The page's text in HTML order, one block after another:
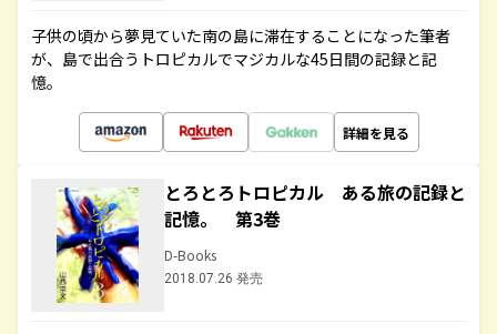
子供の頃から夢見ていた南の島に滞在することになった筆者
が、島で出合うトロピカルでマジカルな45日間の記録と記
憶。
詳細を見る
とろとろトロピカル ある旅の記録と
記憶。 第3巻
D-Books
2018.07.26 発売